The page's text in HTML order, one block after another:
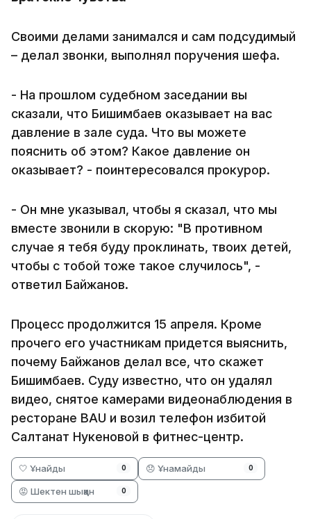
Своими делами занимался и сам подсудимый
– делал звонки, выполнял поручения шефа.
- На прошлом судебном заседании вы
сказали, что Бишимбаев оказывает на вас
давление в зале суда. Что вы можете
пояснить об этом? Какое давление он
оказывает? - поинтересовался прокурор.
- Он мне указывал, чтобы я сказал, что мы
вместе звонили в скорую: "В противном
случае я тебя буду проклинать, твоих детей,
чтобы с тобой тоже такое случилось", -
ответил Байжанов.
Процесс продолжится 15 апреля. Кроме
прочего его участникам придется выяснить,
почему Байжанов делал все, что скажет
Бишимбаев. Суду известно, что он удалял
видео, снятое камерами видеонаблюдения в
ресторане ВАU и возил телефон избитой
Салтанат Нукеновой в фитнес-центр.
🤍 Ұнайды 0 😞 Ұнамайды 0
😡 Шектен шыққан 0